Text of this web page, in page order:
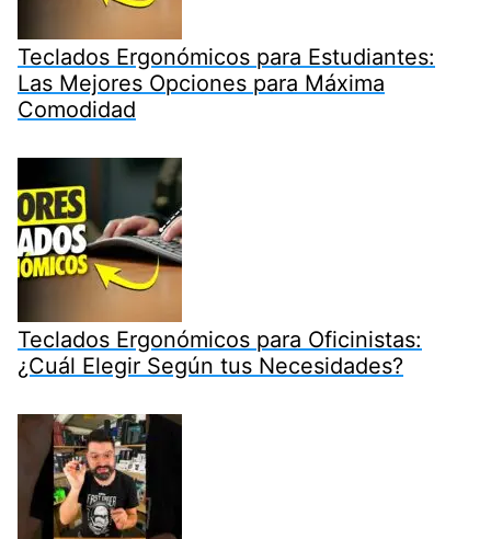
Teclados Ergonómicos para Estudiantes:
Las Mejores Opciones para Máxima
Comodidad
Teclados Ergonómicos para Oficinistas:
¿Cuál Elegir Según tus Necesidades?